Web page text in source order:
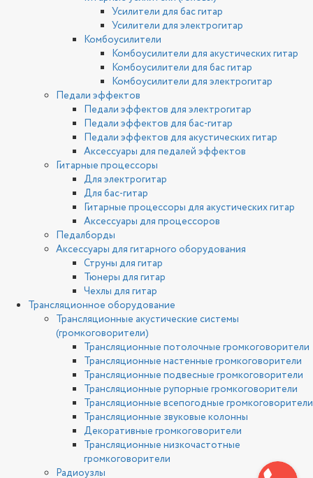
Усилители для бас гитар
Усилители для электрогитар
Комбоусилители
Комбоусилители для акустических гитар
Комбоусилители для бас гитар
Комбоусилители для электрогитар
Педали эффектов
Педали эффектов для электрогитар
Педали эффектов для бас-гитар
Педали эффектов для акустических гитар
Аксессуары для педалей эффектов
Гитарные процессоры
Для электрогитар
Для бас-гитар
Гитарные процессоры для акустических гитар
Аксессуары для процессоров
Педалборды
Аксессуары для гитарного оборудования
Струны для гитар
Тюнеры для гитар
Чехлы для гитар
Трансляционное оборудование
Трансляционные акустические системы
(громкоговорители)
Трансляционные потолочные громкоговорители
Трансляционные настенные громкоговорители
Трансляционные подвесные громкоговорители
Трансляционные рупорные громкоговорители
Трансляционные всепогодные громкоговорители
Трансляционные звуковые колонны
Декоративные громкоговорители
Трансляционные низкочастотные
громкоговорители
Радиоузлы